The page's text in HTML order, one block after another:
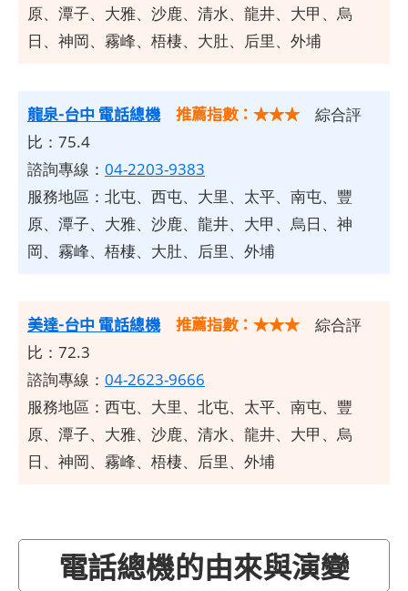
原、潭子、大雅、沙鹿、清水、龍井、大甲、烏
日、神岡、霧峰、梧棲、大肚、后里、外埔
龍泉-台中 電話總機 推薦指數：★★★
綜合評
比：75.4
諮詢專線： 04-2203-9383
服務地區：北屯、西屯、大里、太平、南屯、豐
原、潭子、大雅、沙鹿、龍井、大甲、烏日、神
岡、霧峰、梧棲、大肚、后里、外埔
美達-台中 電話總機 推薦指數：★★★
綜合評
比：72.3
諮詢專線： 04-2623-9666
服務地區：西屯、大里、北屯、太平、南屯、豐
原、潭子、大雅、沙鹿、清水、龍井、大甲、烏
日、神岡、霧峰、梧棲、后里、外埔
電話總機的由來與演變